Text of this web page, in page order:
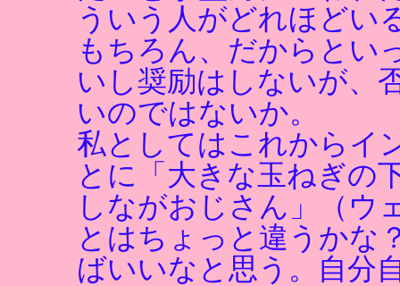
ういう人がどれほどい
もちろん、だからとい
いし奨励はしないが、
いのではないか。
私としてはこれからイ
とに「大きな玉ねぎの
しながおじさん」（ウ
とはちょっと違うかな
ばいいなと思う。自分